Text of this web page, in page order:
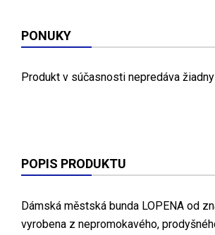
PONUKY
Produkt v súčasnosti nepredáva
POPIS PRODUKTU
Dámská městská bunda LOPENA od
vyrobena z nepromokavého,